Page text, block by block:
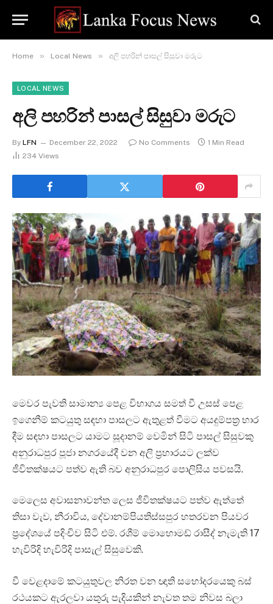
Home » Local News » අලි පහරින් පාසල් සිසුවා මරුට
LOCAL NEWS
අලි පහරින් පාසල් සිසුවා මරුට
By LFN December 22, 2022 No Comments
1 Min Read
234 Views
මෙවර පැවති සාමාන්‍ය පෙළ විභාගය සමත් වී උසස් පෙළ
ඉගෙනීම් කටයුතු සඳහා පාසලට ඇතුළත් වීමට අයදුම්පත්‍ර භාර
දීම සඳහා පාසලට යාමට සූදානම් වෙමින් සිටි පාසල් සිසුවකු
අනුරාධපුර පූජා නගරයේදී වන අලි ප්‍රහාරයට ලක්ව
ජීවිතක්ෂයට පත්ව ඇති බව අනුරාධපුර පොලිසිය පවසයි.
මෙලෙස අවාසනාවන්ත ලෙස ජීවිතක්ෂයට පත්ව ඇත්තේ
තිසා වැව, නීරාවිය, දේවානම්පියතිස්සපුර හතරවන පියවර
ප්‍රදේශයේ පදිංචිව සිටි එම්. රශීම් මොහොමඩ් රාසීද් නැමැති 17
හැවිරිදි හැවිරිදි පාසැල් සිසුවෙකි.
වී වෙළදාමේ කටයුතුවල නිරත වන ඥාති සහෝදරයෙකු බස්
රථයකට ඇරලවා යතුරු පැදියකින් නැවත තම නිවස බලා